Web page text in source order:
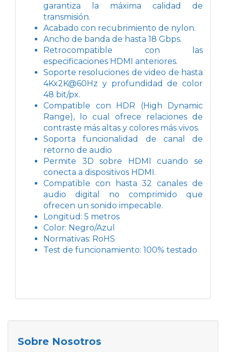
garantiza la máxima calidad de
transmisión.
Acabado con recubrimiento de nylon.
Ancho de banda de hasta 18 Gbps.
Retrocompatible con las
especificaciones HDMI anteriores.
Soporte resoluciones de video de hasta
4Kx2K@60Hz y profundidad de color
48 bit/px.
Compatible con HDR (High Dynamic
Range), lo cual ofrece relaciones de
contraste más altas y colores más vivos.
Soporta funcionalidad de canal de
retorno de audio
Permite 3D sobre HDMI cuando se
conecta a dispositivos HDMI.
Compatible con hasta 32 canales de
audio digital no comprimido que
ofrecen un sonido impecable.
Longitud: 5 metros
Color: Negro/Azul
Normativas: RoHS
Test de funcionamiento: 100% testado
Sobre Nosotros